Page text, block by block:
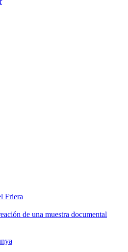
Friera
de una muestra documental